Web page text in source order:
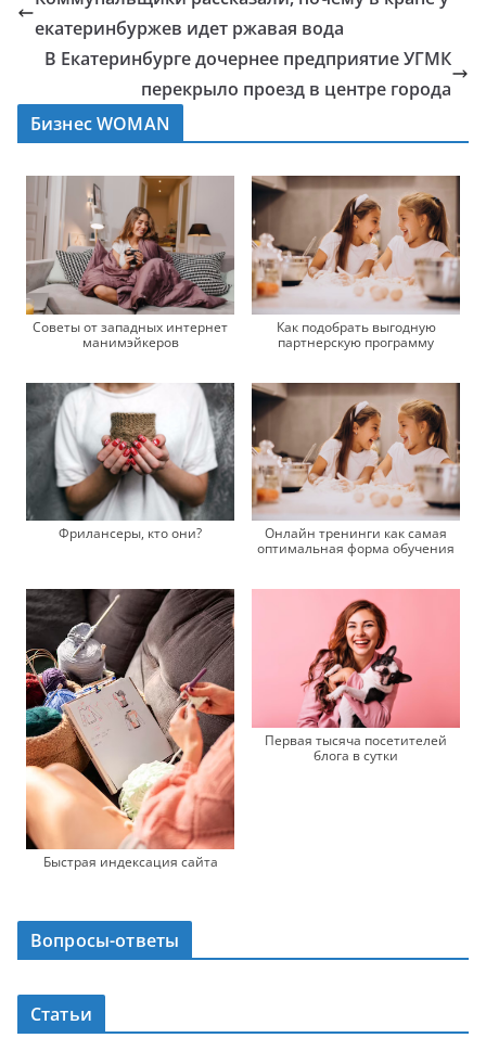
екатеринбуржев идет ржавая вода
В Екатеринбурге дочернее предприятие УГМК
перекрыло проезд в центре города
Бизнес WOMAN
Советы от западных интернет
манимэйкеров
Как подобрать выгодную
партнерскую программу
Фрилансеры, кто они?
Онлайн тренинги как самая
оптимальная форма обучения
Быстрая индексация сайта
Первая тысяча посетителей
блога в сутки
Вопросы-ответы
Статьи